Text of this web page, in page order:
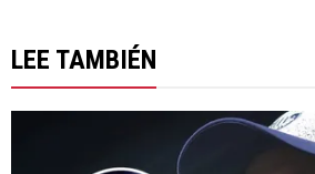
LEE TAMBIÉN